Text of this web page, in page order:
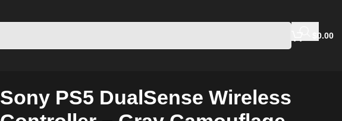
0.00
Sony PS5 DualSense Wireless